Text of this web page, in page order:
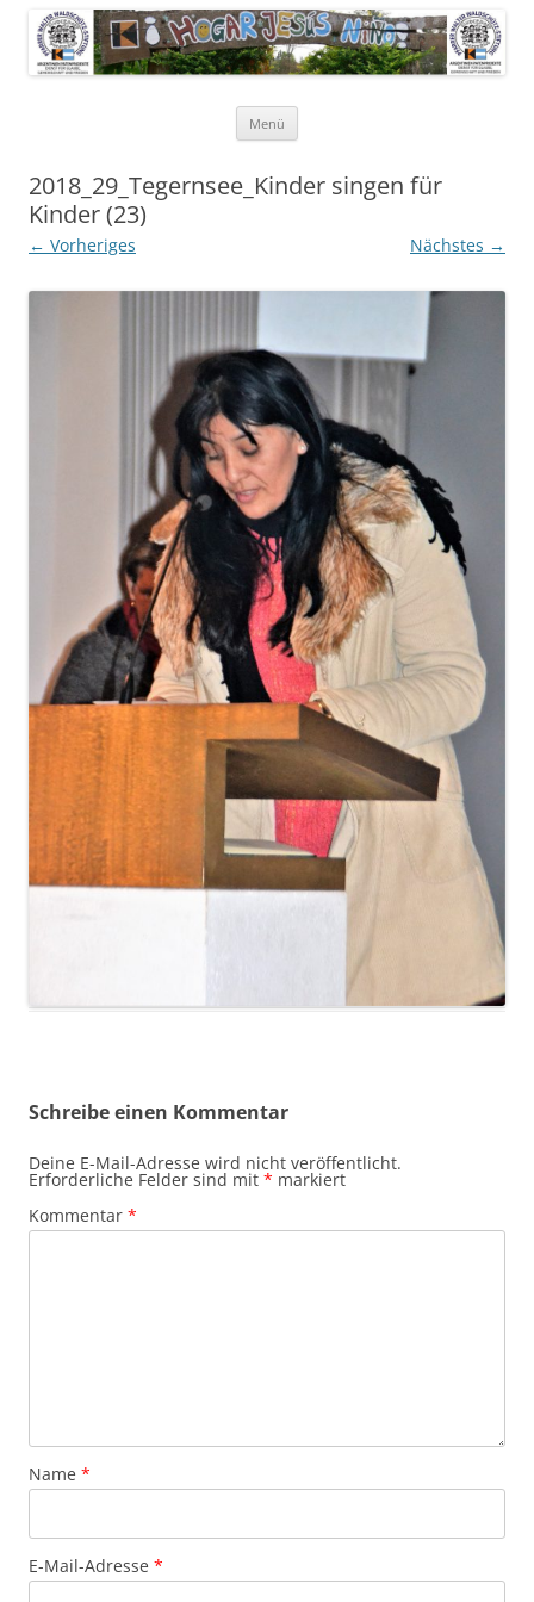
Menü
2018_29_Tegernsee_Kinder singen für
Kinder (23)
← Vorheriges Nächstes →
Schreibe einen Kommentar
Deine E-Mail-Adresse wird nicht veröffentlicht.
Erforderliche Felder sind mit * markiert
Kommentar *
Name *
E-Mail-Adresse *